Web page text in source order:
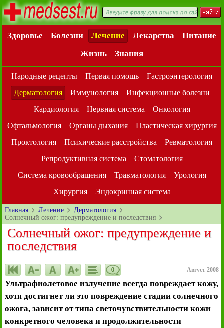
Здоровье Болезни Лечение Лекарства
Питание
Жизнь
Знания
Народные рецепты Первая помощь
Гастроэнтерология
Дерматология
Иммунология
Инфекционные болезни
Кардиология
Нервная система
Онкология
Офтальмология
Органы дыхания
Пластическая хирургия
Проктология
Психические расстройства
Ревматология
Репродуктивная система
Стоматология
Система кровообращения
Травматология
Урология
Хирургия
Эндокринная система
Главная Лечение
Дерматология
Солнечный ожог: предупреждение и последствия
Солнечный ожог: предупреждение и
последствия
0 Август 2008
Ультрафиолетовое излучение всегда повреждает кожу,
хотя достигнет ли это повреждение стадии солнечного
ожога, зависит от типа светочувствительности кожи
конкретного человека и продолжительности